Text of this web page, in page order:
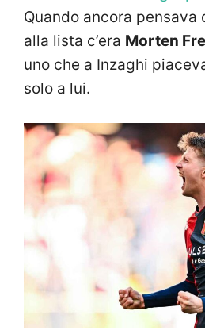
Quando ancora pensava
alla lista c’era Morten
uno che a Inzaghi
solo a lui.